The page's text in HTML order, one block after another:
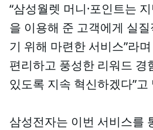
“삼성월렛 머니·포인트는
을 이용해 준 고객에게 실
기 위해 마련한 서비스”라
편리하고 풍성한 리워드 경
있도록 지속 혁신하겠다”고
삼성전자는 이번 서비스를